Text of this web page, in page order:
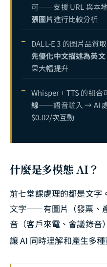
可——支援 URL 與本
張圖片進行比較分析
DALL-E 3 的圖片品
先優化中文描述為英
果大幅提升
Whisper + TTS 的組合
線——語音輸入 → AI
$0.02/次互動
什麼是多模態 AI？
前七堂課處理的都是文字
文字——有圖片（發票、
音（客戶來電、會議錄音
讓 AI 同時理解和產生多